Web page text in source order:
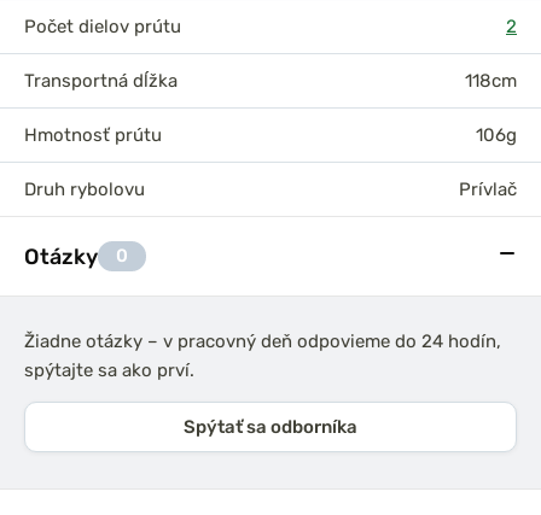
Počet dielov prútu 2
Transportná dĺžka 118cm
Hmotnosť prútu 106g
Druh rybolovu Prívlač
Otázky 0
Žiadne otázky – v pracovný deň odpovieme do 24 hodín,
spýtajte sa ako prví.
Spýtať sa odborníka